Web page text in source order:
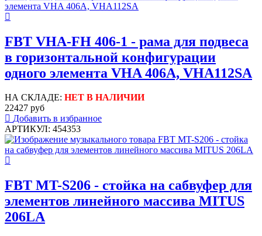
FBT VHA-FH 406-1 - рама для подвеса
в горизонтальной конфигурации
одного элемента VHA 406A, VHA112SA
НА СКЛАДЕ: НЕТ В НАЛИЧИИ
22427 руб
Добавить в избранное
АРТИКУЛ: 454353
FBT MT-S206 - стойка на сабвуфер для
элементов линейного массива MITUS
206LA